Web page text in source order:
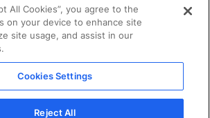
© 2026 Docker Inc.全著作権所有
利用規約(英語)
プライバシー
All Cookies”, you agree to the
on your device to enhance site
site usage, and assist in our
Cookies Settings
Reject All